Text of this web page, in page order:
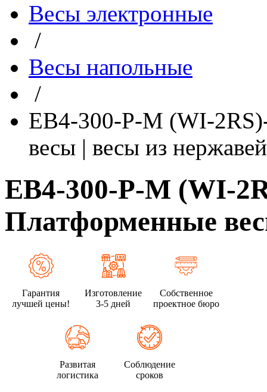
Весы электронные
/
Весы напольные
/
ЕВ4-300-Р-М (WI-
весы | весы из
ЕВ4-300-Р-М (WI-
Платформенные
Гарантия
лучшей цены!
Изготовление
3-5 дней
Собственное
проектное бюро
Развитая
логистика
Соблюдение
сроков